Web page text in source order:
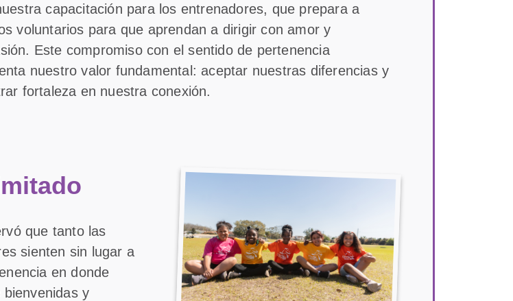
capacitación para los entrenadores, que prepara a
voluntarios para que aprendan a dirigir con amor y
Este compromiso con el sentido de pertenencia
nuestro valor fundamental: aceptar nuestras diferencias y
fortaleza en nuestra conexión.
que tanto las
sienten sin lugar a
en donde
y